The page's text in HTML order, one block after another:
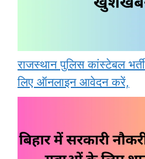
राजस्थान पुलिस कांस्टेबल
लिए ऑनलाइन आवेदन करें,